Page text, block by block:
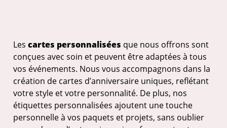
Les cartes personnalisées que nous offrons sont
conçues avec soin et peuvent être adaptées à tous
vos événements. Nous vous accompagnons dans la
création de cartes d’anniversaire uniques, reflétant
votre style et votre personnalité. De plus, nos
étiquettes personnalisées ajoutent une touche
personnelle à vos paquets et projets, sans oublier